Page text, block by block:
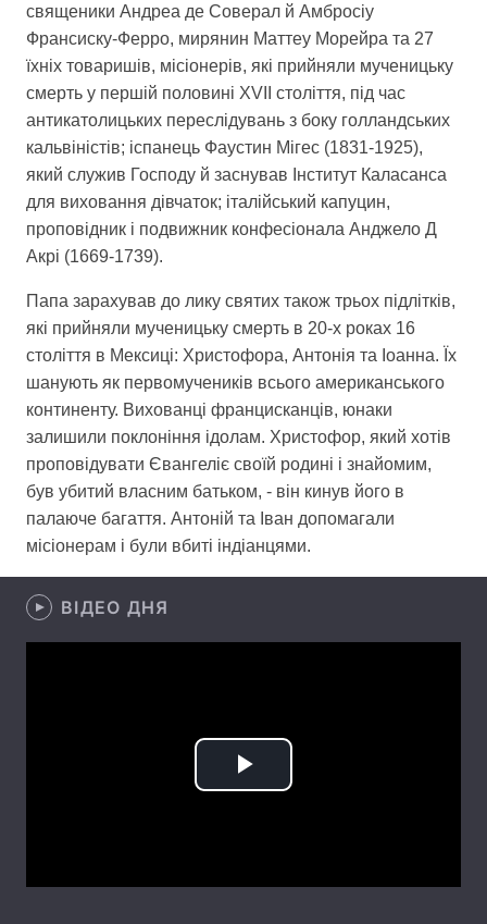
Головна Війна
Україна Політика
Економіка Світ
Спорт Наука
Техно і зв'язок Лайт
Здоров'я Туризм
Цікавинки Погода
Регіони
Лонгріди
Відео з Youtube Статті
священики Андреа де Соверал й Амбросіу
Франсиску-Ферро, мирянин Маттеу Морейра та 27
їхніх товаришів, місіонерів, які прийняли мученицьку
смерть у першій половині XVII століття, під час
антикатолицьких переслідувань з боку голландських
кальвіністів; іспанець Фаустин Мігес (1831-1925),
який служив Господу й заснував Інститут Каласанса
для виховання дівчаток; італійський капуцин,
проповідник і подвижник конфесіонала Анджело Д
Акрі (1669-1739).
Папа зарахував до лику святих також трьох підлітків,
які прийняли мученицьку смерть в 20-х роках 16
століття в Мексиці: Христофора, Антонія та Іоанна. Їх
шанують як первомучеників всього американського
континенту. Вихованці францисканців, юнаки
залишили поклоніння ідолам. Христофор, який хотів
проповідувати Євангеліє своїй родині і знайомим,
був убитий власним батьком, - він кинув його в
палаюче багаття. Антоній та Іван допомагали
місіонерам і були вбиті індіанцями.
ВІДЕО ДНЯ
Play